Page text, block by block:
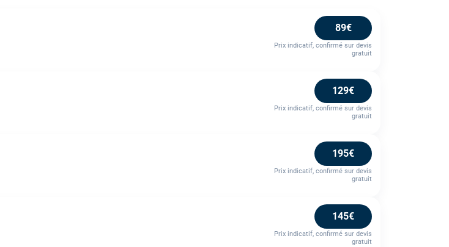
89€
Prix indicatif, confirmé sur devis
gratuit
129€
Prix indicatif, confirmé sur devis
gratuit
195€
Prix indicatif, confirmé sur devis
gratuit
145€
Prix indicatif, confirmé sur devis
gratuit